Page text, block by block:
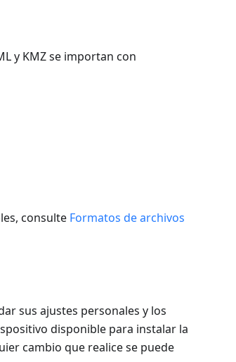
y KMZ se importan con
consulte Formatos de archivos
sus ajustes personales y los
disponible para instalar la
cambio que realice se puede